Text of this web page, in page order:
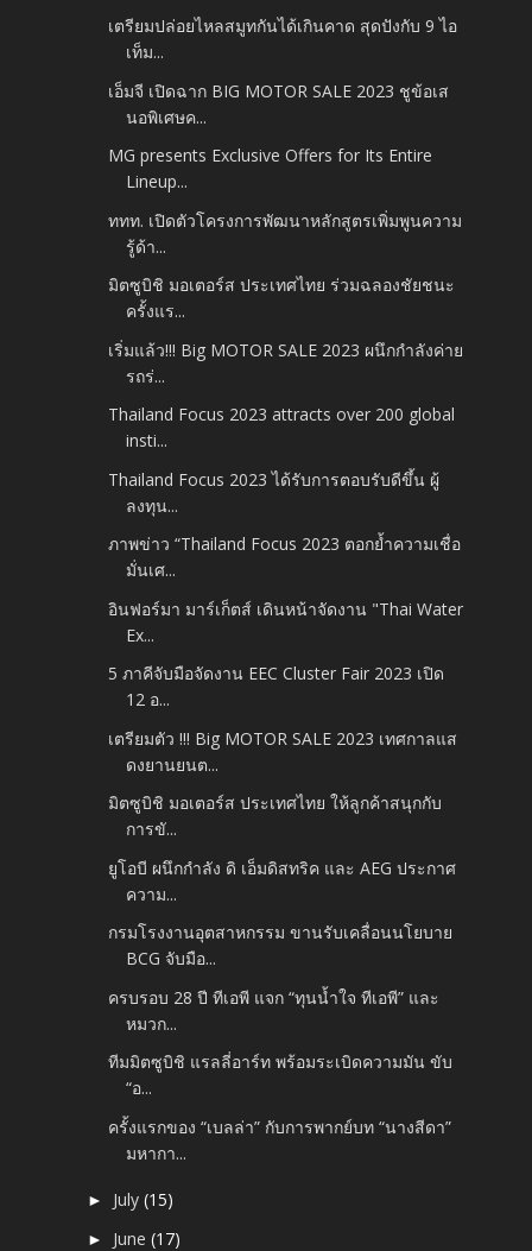
เตรียมปล่อยไหลสมูทกันได้เกินคาด สุดปังกับ 9 ไอ
เท็ม...
เอ็มจี เปิดฉาก BIG MOTOR SALE 2023 ชูข้อเส
นอพิเศษค...
MG presents Exclusive Offers for Its Entire
Lineup...
ททท. เปิดตัวโครงการพัฒนาหลักสูตรเพิ่มพูนความ
รู้ด้า...
มิตซูบิชิ มอเตอร์ส ประเทศไทย ร่วมฉลองชัยชนะ
ครั้งแร...
เริ่มแล้ว!!! Big MOTOR SALE 2023 ผนึกกำลังค่าย
รถร่...
Thailand Focus 2023 attracts over 200 global
insti...
Thailand Focus 2023 ได้รับการตอบรับดีขึ้น ผู้
ลงทุน...
ภาพข่าว “Thailand Focus 2023 ตอกย้ำความเชื่อ
มั่นเศ...
อินฟอร์มา มาร์เก็ตส์ เดินหน้าจัดงาน "Thai Water
Ex...
5 ภาคีจับมือจัดงาน EEC Cluster Fair 2023 เปิด
12 อ...
เตรียมตัว !!! Big MOTOR SALE 2023 เทศกาลแส
ดงยานยนต...
มิตซูบิชิ มอเตอร์ส ประเทศไทย ให้ลูกค้าสนุกกับ
การขั...
ยูโอบี ผนึกกำลัง ดิ เอ็มดิสทริค และ AEG ประกาศ
ความ...
กรมโรงงานอุตสาหกรรม ขานรับเคลื่อนนโยบาย
BCG จับมือ...
ครบรอบ 28 ปี ทีเอพี แจก “ทุนน้ำใจ ทีเอพี” และ
หมวก...
ทีมมิตซูบิชิ แรลลี่อาร์ท พร้อมระเบิดความมัน ขับ
“อ...
ครั้งแรกของ “เบลล่า” กับการพากย์บท “นางสีดา”
มหากา...
► July(15)
► June(17)